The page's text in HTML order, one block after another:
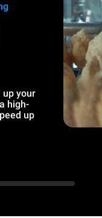
up your
high-
up